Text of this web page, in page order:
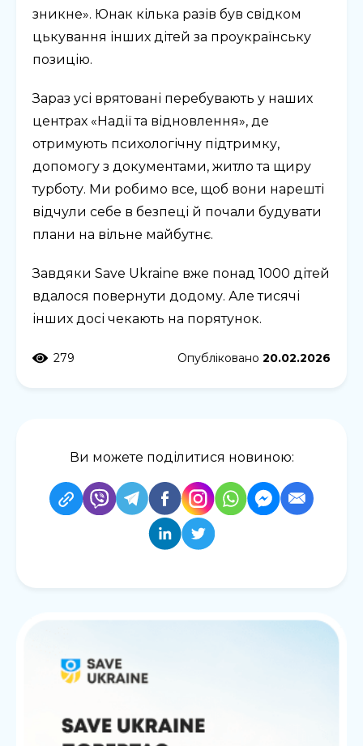
зникне». Юнак кілька разів був свідком
цькування інших дітей за проукраїнську
позицію.
Зараз усі врятовані перебувають у наших
центрах «Надії та відновлення», де
отримують психологічну підтримку,
допомогу з документами, житло та щиру
турботу. Ми робимо все, щоб вони нарешті
відчули себе в безпеці й почали будувати
плани на вільне майбутнє.
Завдяки Save Ukraine вже понад 1000 дітей
вдалося повернути додому. Але тисячі
інших досі чекають на порятунок.
279 Опубліковано 20.02.2026
Ви можете поділитися новиною: